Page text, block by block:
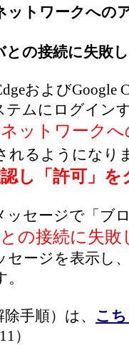
ットワークへの
との接続に失敗
および
テムにログイン
ットワーク
れるようになり
し「許可」
ッセージで「ブ
との接続に失敗
セージを表示し
除手順）は、 こち
）